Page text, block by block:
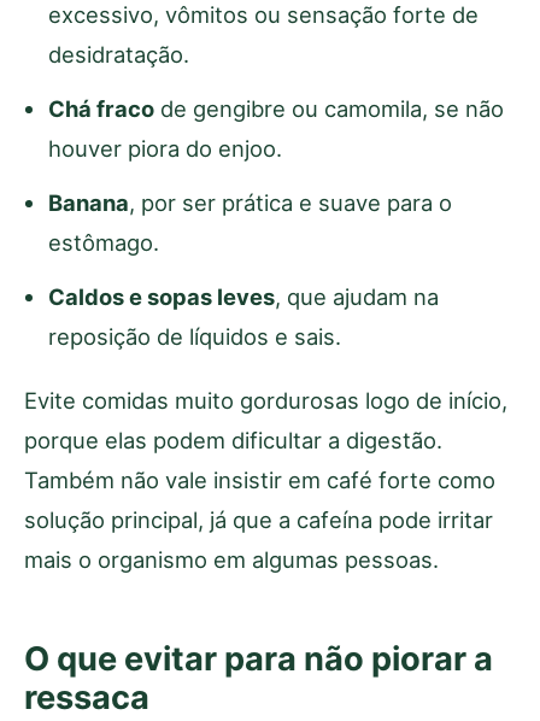
excessivo, vômitos ou sensação forte de
desidratação.
Chá fraco de gengibre ou camomila, se não
houver piora do enjoo.
Banana, por ser prática e suave para o
estômago.
Caldos e sopas leves, que ajudam na
reposição de líquidos e sais.
Evite comidas muito gordurosas logo de início,
porque elas podem dificultar a digestão.
Também não vale insistir em café forte como
solução principal, já que a cafeína pode irritar
mais o organismo em algumas pessoas.
O que evitar para não piorar a
ressaca